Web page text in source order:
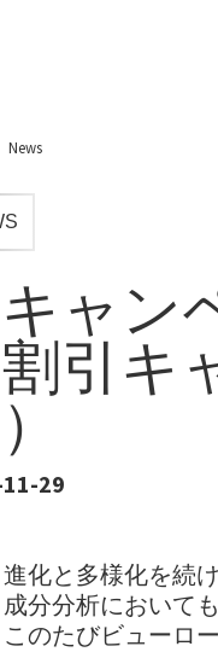
News
キャ
割引キ
29
進化と多様化を続
成分分析において
このたびビューロ